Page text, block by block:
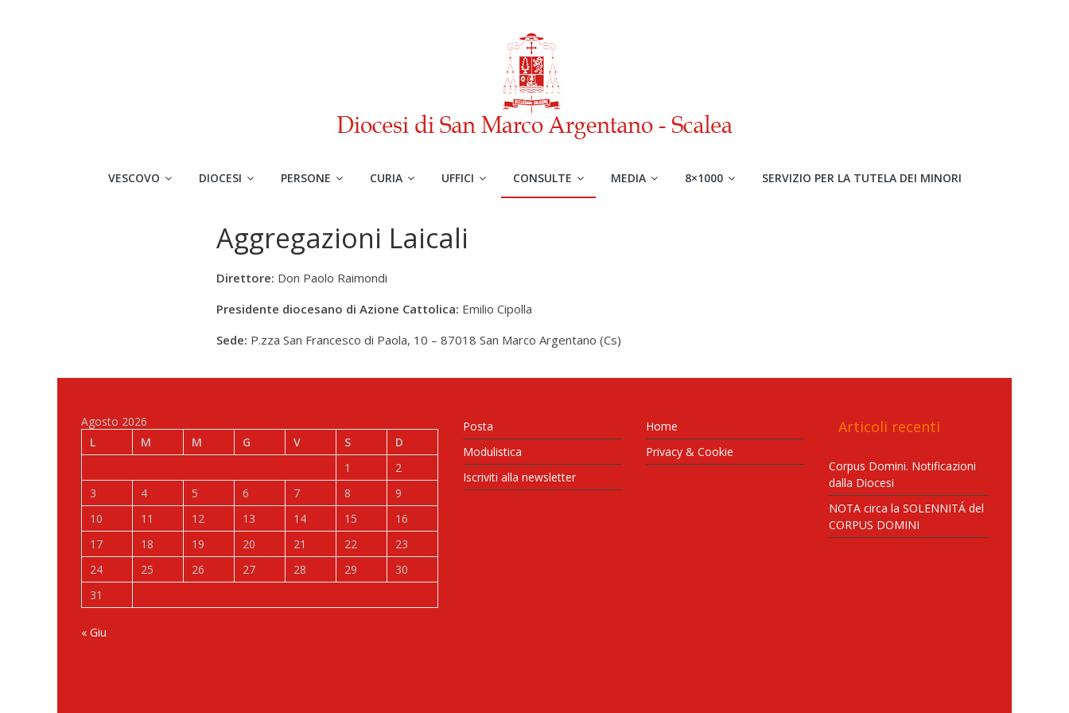
VESCOVO DIOCESI PERSONE CURIA UFFICI CONSULTE MEDIA 8×1000 SERVIZIO PER LA TUTELA DEI MINORI
Aggregazioni Laicali
Direttore: Don Paolo Raimondi
Presidente diocesano di Azione Cattolica: Emilio Cipolla
Sede: P.zza San Francesco di Paola, 10 – 87018 San Marco Argentano (Cs)
Agosto 2026
L
M M G V S
D
1
2
3
4 5 6 7 8
9
10
11 12 13 14 15
16
17
18 19 20 21 22
23
24
25 26 27 28 29
30
31
« Giu
Posta
Modulistica
Iscriviti alla newsletter
Home
Privacy & Cookie
Articoli recenti
Corpus Domini. Notificazioni
dalla Diocesi
NOTA circa la SOLENNITÁ del
CORPUS DOMINI